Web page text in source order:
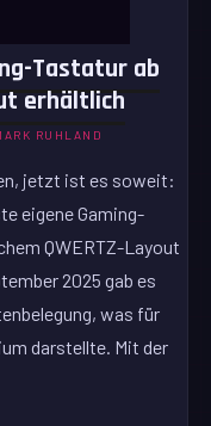
Tastatur ab
erhältlich
RUHLAND
jetzt ist es soweit:
eigene Gaming-
QWERTZ-Layout
2025 gab es
was für
darstellte. Mit der